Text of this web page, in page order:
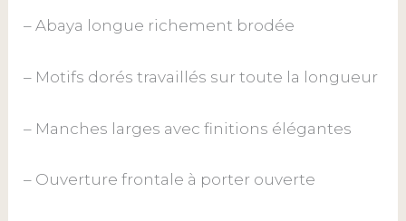
– Abaya longue richement brodée
– Motifs dorés travaillés sur toute la longueur
– Manches larges avec finitions élégantes
– Ouverture frontale à porter ouverte